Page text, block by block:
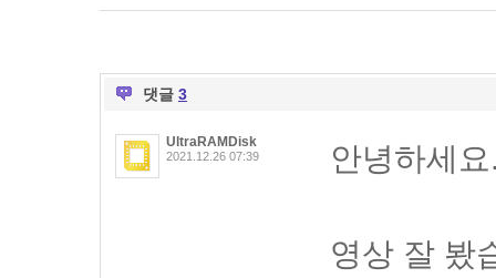
댓글 3
UltraRAMDisk
2021.12.26 07:39 안녕하세
영상 잘 봤